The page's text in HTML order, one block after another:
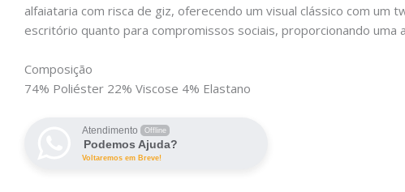
alfaiataria com risca de giz, oferecendo um visual clássico com
escritório quanto para compromissos sociais, proporcionando
Composição
74% Poliéster 22% Viscose 4% Elastano
Atendimento Offline
Podemos Ajuda?
Voltaremos em Breve!